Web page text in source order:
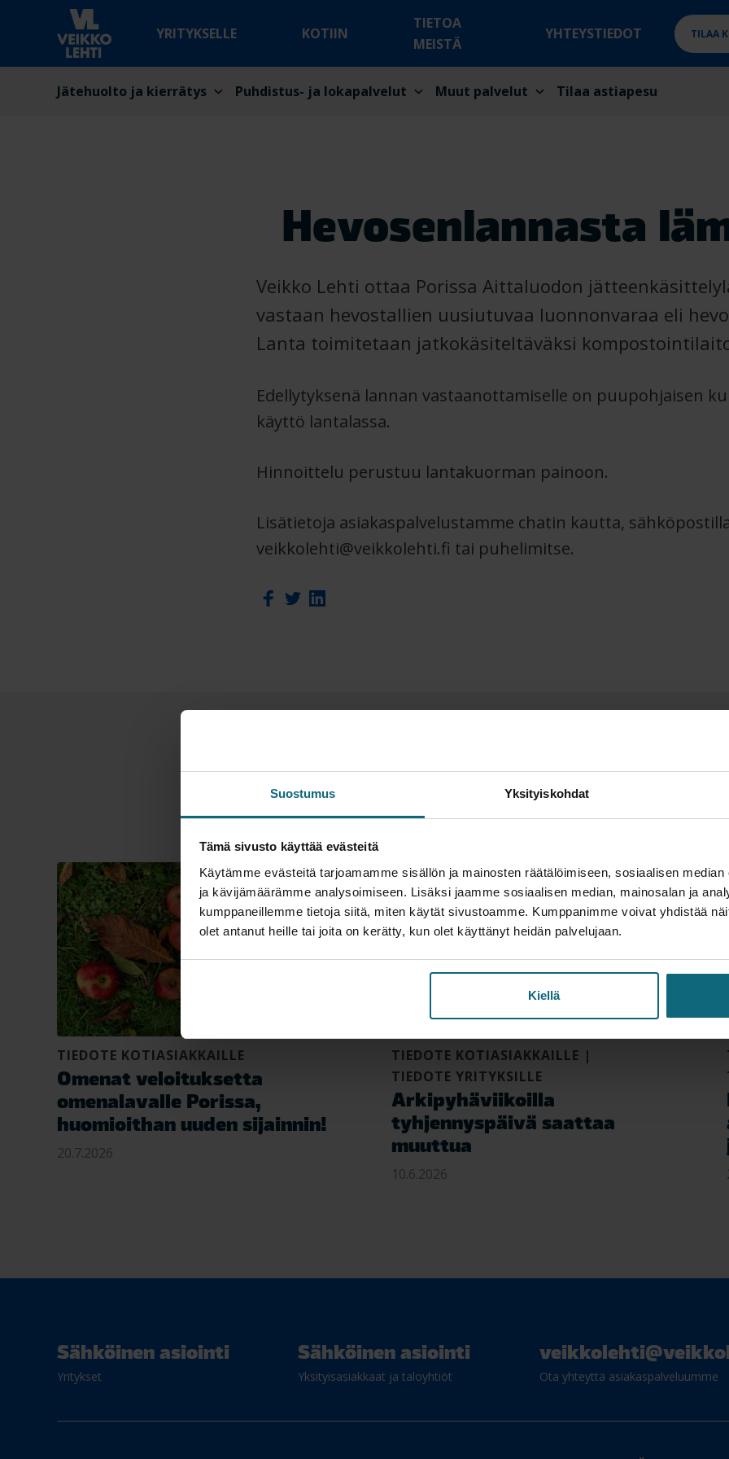
Suostumus Yksityiskohdat
Tämä sivusto käyttää evästeitä
Käytämme evästeitä tarjoamamme sisällön ja mainosten räätälöimiseen, sosiaalisen
ja kävijämäärämme analysoimiseen. Lisäksi jaamme sosiaalisen median, mainosalan ja
kumppaneillemme tietoja siitä, miten käytät sivustoamme. Kumppanimme voivat yhdistää
olet antanut heille tai joita on kerätty, kun olet käyttänyt heidän palvelujaan.
Kiellä
YRITYKSELLE KOTIIN
TIETOA
MEISTÄ
YHTEYSTIEDOT TILAA
Jätehuolto ja kierrätys Puhdistus- ja lokapalvelut Muut palvelut Tilaa astiapesu
Hevosenlannasta
Veikko Lehti ottaa Porissa Aittaluodon
vastaan hevostallien uusiutuvaa luonnonvaraa eli
Lanta toimitetaan jatkokäsiteltäväksi
Edellytyksenä lannan vastaanottamiselle on puupohjaisen
käyttö lantalassa.
Hinnoittelu perustuu lantakuorman painoon.
Lisätietoja asiakaspalvelustamme chatin kautta,
veikkolehti@veikkolehti.fi tai puhelimitse.
Lue seuraavaksi
TIEDOTE KOTIASIAKKAILLE
Omenat veloituksetta
omenalavalle Porissa,
huomioithan uuden sijainnin!
20.7.2026
TIEDOTE KOTIASIAKKAILLE |
TIEDOTE YRITYKSILLE
Arkipyhäviikoilla
tyhjennyspäivä saattaa
muuttua
10.6.2026
Sähköinen asiointi
Yritykset
Sähköinen asiointi
Yksityisasiakkaat ja taloyhtiöt Ota yhteyttä asiakaspalveluumme